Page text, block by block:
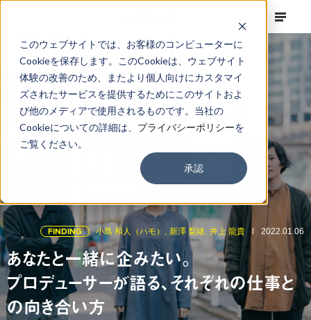
このウェブサイトでは、お客様のコンピューターに
Cookieを保存します。このCookieは、ウェブサイト
体験の改善のため、またより個人向けにカスタマイ
ズされたサービスを提供するためにこのサイトおよ
び他のメディアで使用されるものです。当社の
Cookieについての詳細は、 プライバシーポリシーを
ご覧ください。
承認
FINDING 小島 和人（ハモ）, 新澤 梨緒, 井上 龍貴 2022.01.06
あなたと一緒に企みたい。
プロデューサーが語る、それぞれの仕事と
の向き合い方